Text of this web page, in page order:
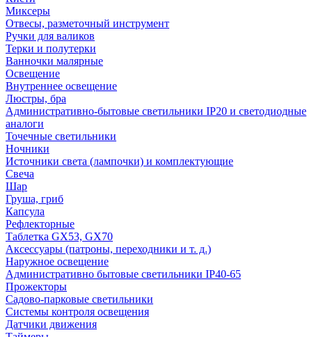
Миксеры
Отвесы, разметочный инструмент
Ручки для валиков
Терки и полутерки
Ванночки малярные
Освещение
Внутреннее освещение
Люстры, бра
Административно-бытовые светильники IP20 и светодиодные
аналоги
Точечные светильники
Ночники
Источники света (лампочки) и комплектующие
Свеча
Шар
Груша, гриб
Капсула
Рефлекторные
Таблетка GX53, GX70
Аксессуары (патроны, переходники и т. д.)
Наружное освещение
Административно бытовые светильники IP40-65
Прожекторы
Садово-парковые светильники
Системы контроля освещения
Датчики движения